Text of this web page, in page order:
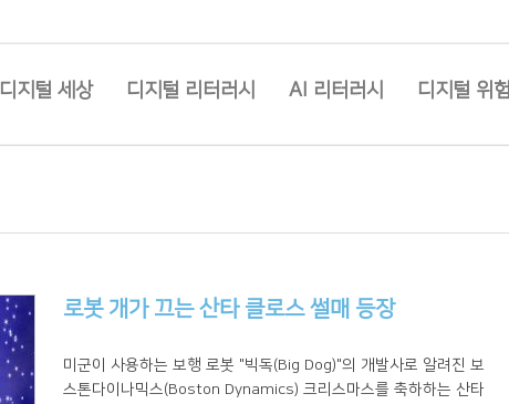
디지털 세상 디지털 리터러시 AI 리터러시 디지털 위험
로봇 개가 끄는 산타 클로스 썰매 등장
미군이 사용하는 보행 로봇 "빅독(Big Dog)"의 개발사로 알려진 보
스톤다이나믹스(Boston Dynamics) 크리스마스를 축하하는 산타